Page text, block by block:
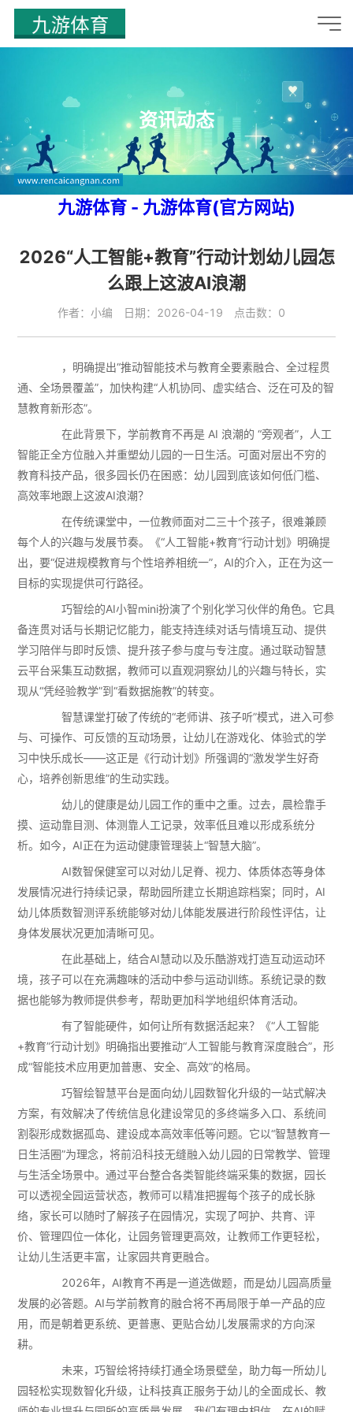
资讯动态
九游体育 - 九游体育(官方网站)
2026“人工智能+教育”行动计划幼儿园怎
么跟上这波AI浪潮
作者：小编 日期：2026-04-19 点击数：0
，明确提出“推动智能技术与教育全要素融合、全过程贯
通、全场景覆盖”，加快构建“人机协同、虚实结合、泛在可及的智
慧教育新形态”。
在此背景下，学前教育不再是 AI 浪潮的 “旁观者”，人工
智能正全方位融入并重塑幼儿园的一日生活。可面对层出不穷的
教育科技产品，很多园长仍在困惑：幼儿园到底该如何低门槛、
高效率地跟上这波AI浪潮？
在传统课堂中，一位教师面对二三十个孩子，很难兼顾
每个人的兴趣与发展节奏。《“人工智能+教育”行动计划》明确提
出，要“促进规模教育与个性培养相统一”，AI的介入，正在为这一
目标的实现提供可行路径。
巧智绘的AI小智mini扮演了个别化学习伙伴的角色。它具
备连贯对话与长期记忆能力，能支持连续对话与情境互动、提供
学习陪伴与即时反馈、提升孩子参与度与专注度。通过联动智慧
云平台采集互动数据，教师可以直观洞察幼儿的兴趣与特长，实
现从“凭经验教学”到“看数据施教”的转变。
智慧课堂打破了传统的“老师讲、孩子听”模式，进入可参
与、可操作、可反馈的互动场景，让幼儿在游戏化、体验式的学
习中快乐成长——这正是《行动计划》所强调的“激发学生好奇
心，培养创新思维”的生动实践。
幼儿的健康是幼儿园工作的重中之重。过去，晨检靠手
摸、运动靠目测、体测靠人工记录，效率低且难以形成系统分
析。如今，AI正在为运动健康管理装上“智慧大脑”。
AI数智保健室可以对幼儿足脊、视力、体质体态等身体
发展情况进行持续记录，帮助园所建立长期追踪档案；同时，AI
幼儿体质数智测评系统能够对幼儿体能发展进行阶段性评估，让
身体发展状况更加清晰可见。
在此基础上，结合AI慧动以及乐酷游戏打造互动运动环
境，孩子可以在充满趣味的活动中参与运动训练。系统记录的数
据也能够为教师提供参考，帮助更加科学地组织体育活动。
有了智能硬件，如何让所有数据活起来？《“人工智能
+教育”行动计划》明确指出要推动“人工智能与教育深度融合”，形
成“智能技术应用更加普惠、安全、高效”的格局。
巧智绘智慧平台是面向幼儿园数智化升级的一站式解决
方案，有效解决了传统信息化建设常见的多终端多入口、系统间
割裂形成数据孤岛、建设成本高效率低等问题。它以“智慧教育一
日生活圈”为理念，将前沿科技无缝融入幼儿园的日常教学、管理
与生活全场景中。通过平台整合各类智能终端采集的数据，园长
可以透视全园运营状态，教师可以精准把握每个孩子的成长脉
络，家长可以随时了解孩子在园情况，实现了呵护、共育、评
价、管理四位一体化，让园务管理更高效，让教师工作更轻松，
让幼儿生活更丰富，让家园共育更融合。
2026年，AI教育不再是一道选做题，而是幼儿园高质量
发展的必答题。AI与学前教育的融合将不再局限于单一产品的应
用，而是朝着更系统、更普惠、更贴合幼儿发展需求的方向深
耕。
未来，巧智绘将持续打通全场景壁垒，助力每一所幼儿
园轻松实现数智化升级，让科技真正服务于幼儿的全面成长、教